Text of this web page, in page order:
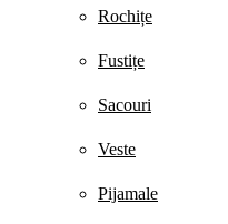
Rochițe
Fustițe
Sacouri
Veste
Pijamale